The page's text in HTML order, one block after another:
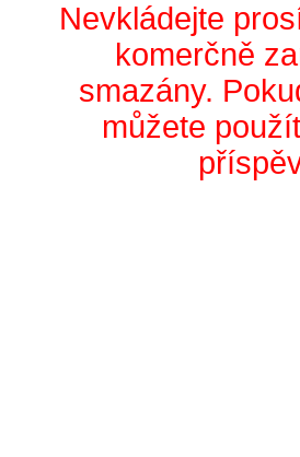
Nevkládejte
komerčně
smazány.
můžete